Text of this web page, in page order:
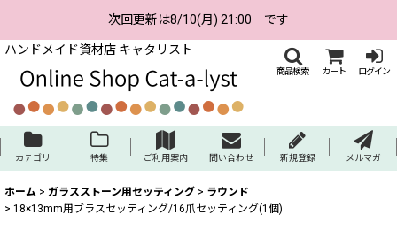
次回更新は8/10(月) 21:00 です
ハンドメイド資材店 キャタリスト
商品検索 カート ログイン
カテゴリ 特集 ご利用案内 問い合わせ 新規登録 メルマガ
ホーム > ガラスストーン用セッティング > ラウンド
> 18×13mm用ブラスセッティング/16爪セッティング(1個)